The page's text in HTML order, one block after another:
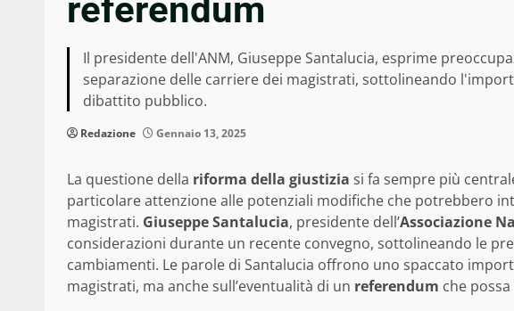
referendum
Il presidente dell'ANM, Giuseppe Santalucia, esprime
separazione delle carriere dei magistrati, sottolineando
dibattito pubblico.
Redazione Gennaio 13, 2025
La questione della riforma della giustizia si fa sempre più
particolare attenzione alle potenziali modifiche che potrebbero
magistrati. Giuseppe Santalucia, presidente dell’Associazione
considerazioni durante un recente convegno, sottolineando le
cambiamenti. Le parole di Santalucia offrono uno spaccato
magistrati, ma anche sull’eventualità di un referendum che